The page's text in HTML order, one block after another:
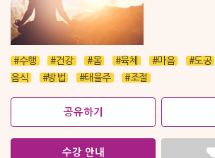
#수행 #건강 #몸 #육체 #마음 #도공
음식
#방법 #태을주 #조절
공유하기
수강 안내